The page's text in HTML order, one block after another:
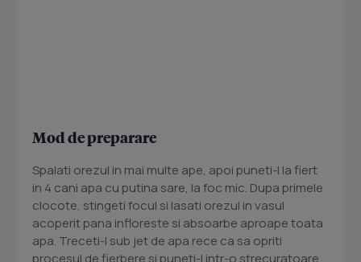
Mod de preparare
Spalati orezul in mai multe ape, apoi puneti-l la fiert
in 4 cani apa cu putina sare, la foc mic. Dupa primele
clocote, stingeti focul si lasati orezul in vasul
acoperit pana infloreste si absoarbe aproape toata
apa. Treceti-l sub jet de apa rece ca sa opriti
procesul de fierbere si puneti-l intr-o strecuratoare